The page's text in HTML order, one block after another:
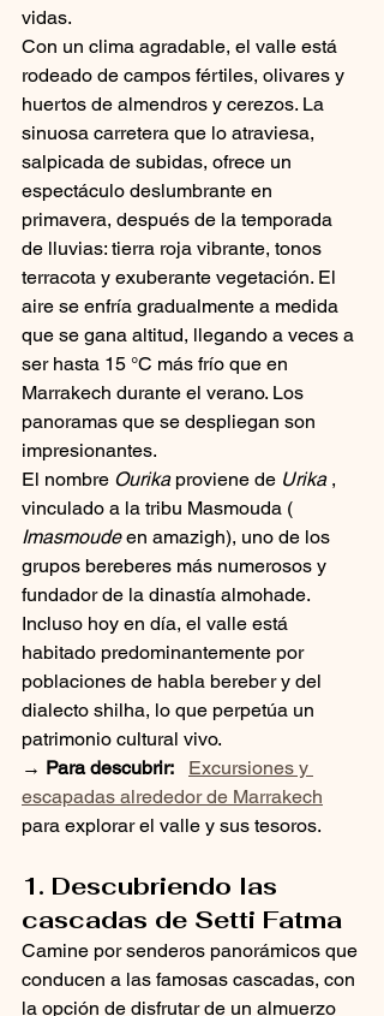
vidas.
Con un clima agradable, el valle está
rodeado de campos fértiles, olivares y
huertos de almendros y cerezos. La
sinuosa carretera que lo atraviesa,
salpicada de subidas, ofrece un
espectáculo deslumbrante en
primavera, después de la temporada
de lluvias: tierra roja vibrante, tonos
terracota y exuberante vegetación. El
aire se enfría gradualmente a medida
que se gana altitud, llegando a veces a
ser hasta 15 °C más frío que en
Marrakech durante el verano. Los
panoramas que se despliegan son
impresionantes.
El nombre Ourika proviene de Urika ,
vinculado a la tribu Masmouda (
Imasmoude en amazigh), uno de los
grupos bereberes más numerosos y
fundador de la dinastía almohade.
Incluso hoy en día, el valle está
habitado predominantemente por
poblaciones de habla bereber y del
dialecto shilha, lo que perpetúa un
patrimonio cultural vivo.
→ Para descubrir:
Excursiones y
escapadas alrededor de Marrakech
para explorar el valle y sus tesoros.
1. Descubriendo las
cascadas de Setti Fatma
Camine por senderos panorámicos que
conducen a las famosas cascadas, con
la opción de disfrutar de un almuerzo